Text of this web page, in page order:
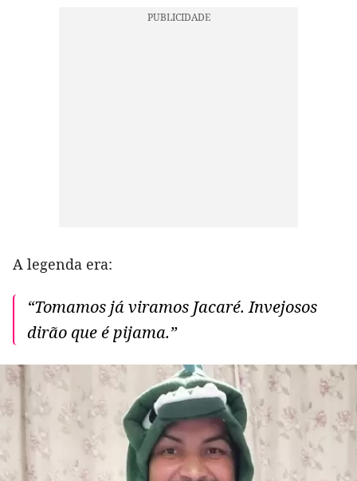
A legenda era:
“Tomamos já viramos Jacaré. Invejosos
dirão que é pijama.”